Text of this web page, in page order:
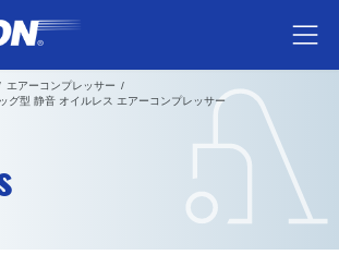
エアーコンプレッサー
グ型 静音 オイルレス エアーコンプレッサー